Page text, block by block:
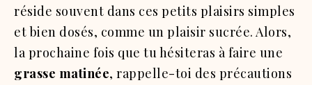
réside souvent dans ces petits plaisirs simples
et bien dosés, comme un plaisir sucrée. Alors,
la prochaine fois que tu hésiteras à faire une
grasse matinée, rappelle-toi des précautions